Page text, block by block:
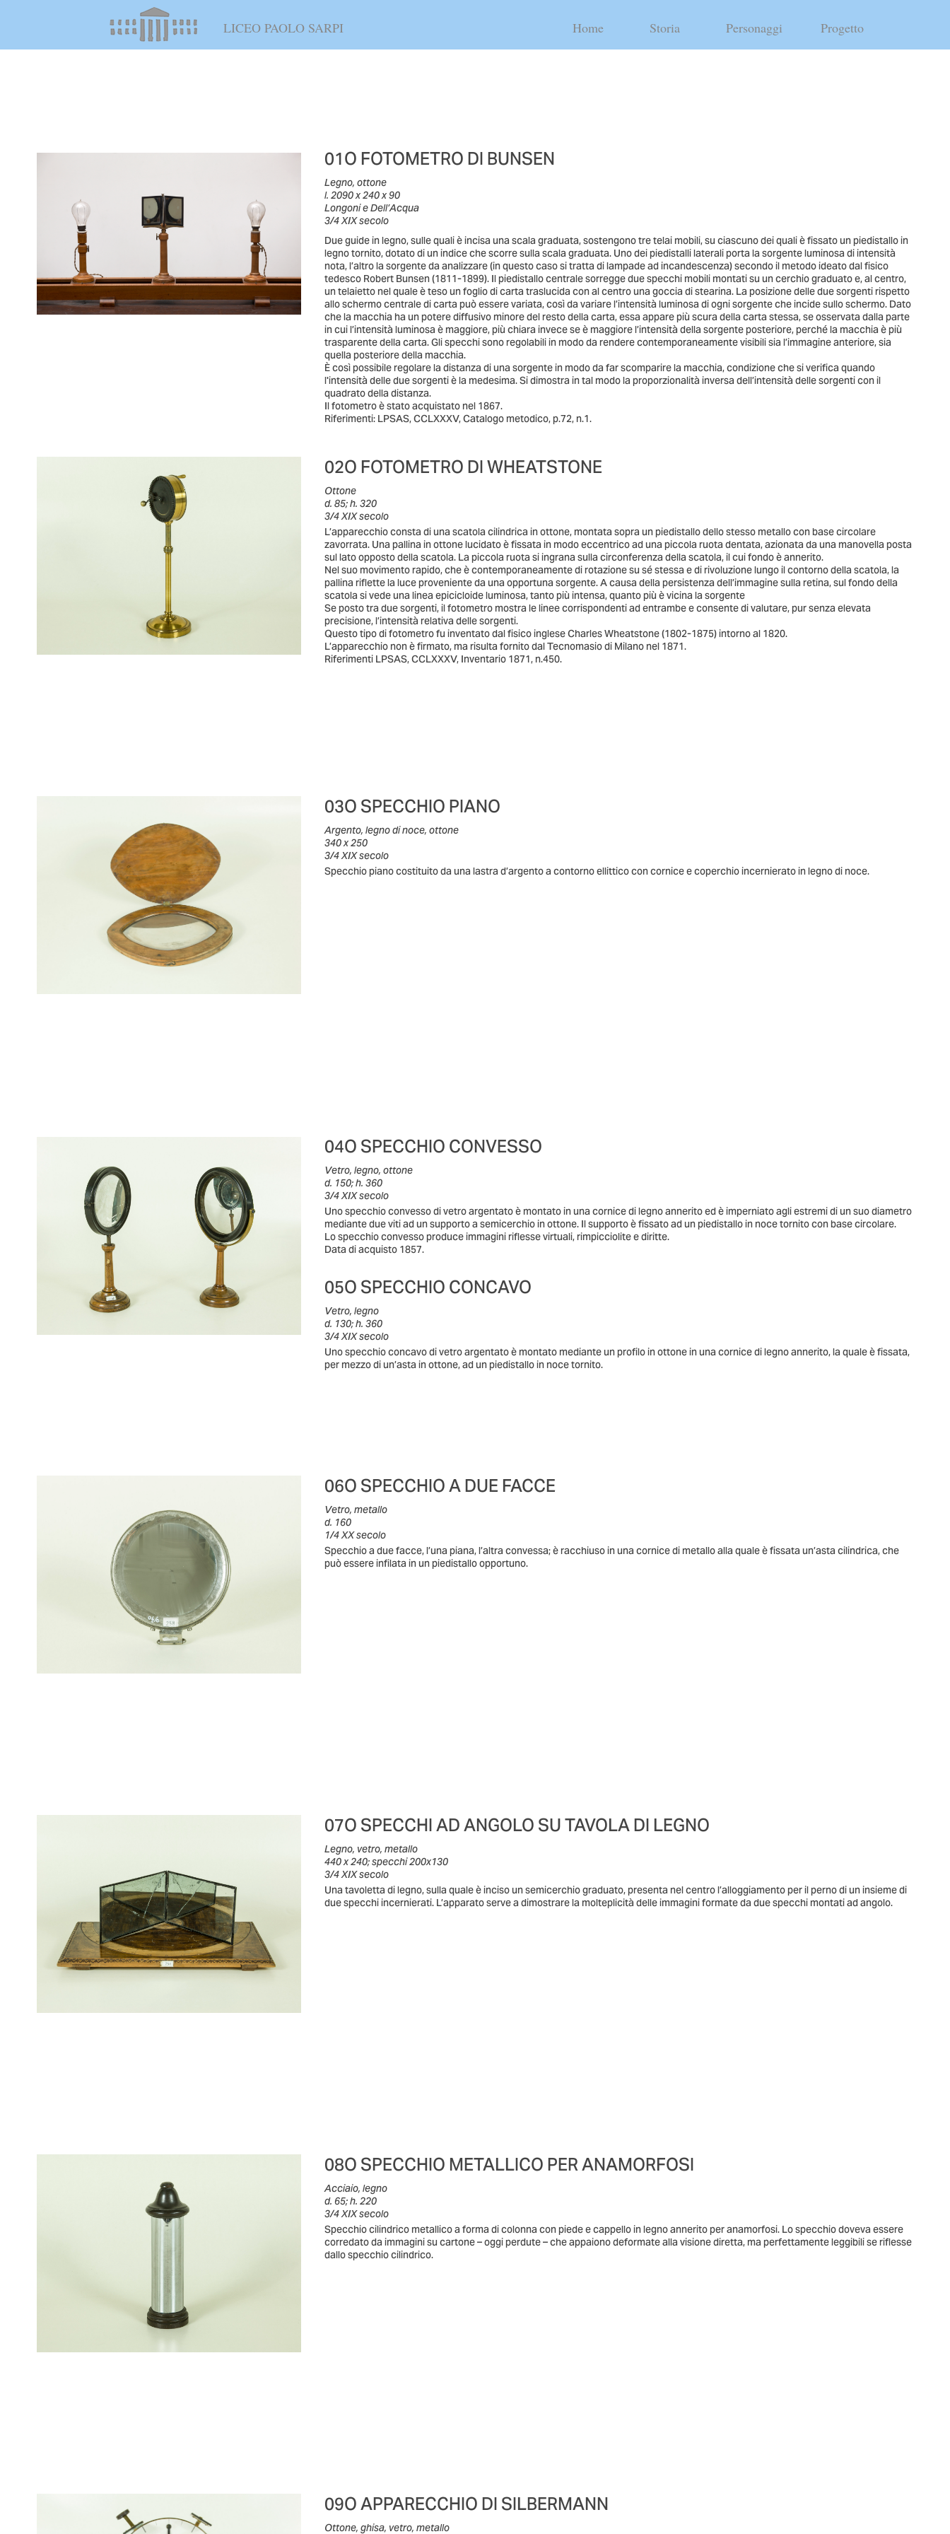
LICEO PAOLO SARPI Home Progetto
Personaggi
Storia
01O FOTOMETRO DI BUNSEN
Legno, ottone
l. 2090 x 240 x 90
Longoni e Dell’Acqua
3/4 XIX secolo
Due guide in legno, sulle quali è incisa una scala graduata, sostengono tre telai mobili, su ciascuno dei quali è fissato un piedistallo in
legno tornito, dotato di un indice che scorre sulla scala graduata. Uno dei piedistalli laterali porta la sorgente luminosa di intensità
nota, l’altro la sorgente da analizzare (in questo caso si tratta di lampade ad incandescenza) secondo il metodo ideato dal fisico
tedesco Robert Bunsen (1811-1899). Il piedistallo centrale sorregge due specchi mobili montati su un cerchio graduato e, al centro,
un telaietto nel quale è teso un foglio di carta traslucida con al centro una goccia di stearina. La posizione delle due sorgenti rispetto
allo schermo centrale di carta può essere variata, così da variare l’intensità luminosa di ogni sorgente che incide sullo schermo. Dato
che la macchia ha un potere diffusivo minore del resto della carta, essa appare più scura della carta stessa, se osservata dalla parte
in cui l’intensità luminosa è maggiore, più chiara invece se è maggiore l’intensità della sorgente posteriore, perché la macchia è più
trasparente della carta. Gli specchi sono regolabili in modo da rendere contemporaneamente visibili sia l’immagine anteriore, sia
quella posteriore della macchia.
È così possibile regolare la distanza di una sorgente in modo da far scomparire la macchia, condizione che si verifica quando
l'intensità delle due sorgenti è la medesima. Si dimostra in tal modo la proporzionalità inversa dell’intensità delle sorgenti con il
quadrato della distanza.
Il fotometro è stato acquistato nel 1867.
Riferimenti: LPSAS, CCLXXXV, Catalogo metodico, p.72, n.1.
02O FOTOMETRO DI WHEATSTONE
Ottone
d. 85; h. 320
3/4 XIX secolo
L’apparecchio consta di una scatola cilindrica in ottone, montata sopra un piedistallo dello stesso metallo con base circolare
zavorrata. Una pallina in ottone lucidato è fissata in modo eccentrico ad una piccola ruota dentata, azionata da una manovella posta
sul lato opposto della scatola. La piccola ruota si ingrana sulla circonferenza della scatola, il cui fondo è annerito.
Nel suo movimento rapido, che è contemporaneamente di rotazione su sé stessa e di rivoluzione lungo il contorno della scatola, la
pallina riflette la luce proveniente da una opportuna sorgente. A causa della persistenza dell’immagine sulla retina, sul fondo della
scatola si vede una linea epicicloide luminosa, tanto più intensa, quanto più è vicina la sorgente
Se posto tra due sorgenti, il fotometro mostra le linee corrispondenti ad entrambe e consente di valutare, pur senza elevata
precisione, l’intensità relativa delle sorgenti.
Questo tipo di fotometro fu inventato dal fisico inglese Charles Wheatstone (1802-1875) intorno al 1820.
L’apparecchio non è firmato, ma risulta fornito dal Tecnomasio di Milano nel 1871.
Riferimenti LPSAS, CCLXXXV, Inventario 1871, n.450.
03O SPECCHIO PIANO
Argento, legno di noce, ottone
340 x 250
3/4 XIX secolo
Specchio piano costituito da una lastra d’argento a contorno ellittico con cornice e coperchio incernierato in legno di noce.
04O SPECCHIO CONVESSO
Vetro, legno, ottone
d. 150; h. 360
3/4 XIX secolo
Uno specchio convesso di vetro argentato è montato in una cornice di legno annerito ed è imperniato agli estremi di un suo diametro
mediante due viti ad un supporto a semicerchio in ottone. Il supporto è fissato ad un piedistallo in noce tornito con base circolare.
Lo specchio convesso produce immagini riflesse virtuali, rimpicciolite e diritte.
Data di acquisto 1857.
05O SPECCHIO CONCAVO
Vetro, legno
d. 130; h. 360
3/4 XIX secolo
Uno specchio concavo di vetro argentato è montato mediante un profilo in ottone in una cornice di legno annerito, la quale è fissata,
per mezzo di un’asta in ottone, ad un piedistallo in noce tornito.
06O SPECCHIO A DUE FACCE
Vetro, metallo
d. 160
1/4 XX secolo
Specchio a due facce, l’una piana, l’altra convessa; è racchiuso in una cornice di metallo alla quale è fissata un’asta cilindrica, che
può essere infilata in un piedistallo opportuno.
07O SPECCHI AD ANGOLO SU TAVOLA DI LEGNO
Legno, vetro, metallo
440 x 240; specchi 200x130
3/4 XIX secolo
Una tavoletta di legno, sulla quale è inciso un semicerchio graduato, presenta nel centro l’alloggiamento per il perno di un insieme di
due specchi incernierati. L’apparato serve a dimostrare la molteplicità delle immagini formate da due specchi montati ad angolo.
08O SPECCHIO METALLICO PER ANAMORFOSI
Acciaio, legno
d. 65; h. 220
3/4 XIX secolo
Specchio cilindrico metallico a forma di colonna con piede e cappello in legno annerito per anamorfosi. Lo specchio doveva essere
corredato da immagini su cartone – oggi perdute – che appaiono deformate alla visione diretta, ma perfettamente leggibili se riflesse
dallo specchio cilindrico.
09O APPARECCHIO DI SILBERMANN
Ottone, ghisa, vetro, metallo